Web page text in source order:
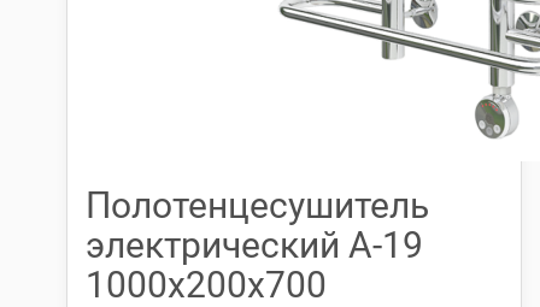
Полотенцесушитель
электрический А-19
1000х200х700